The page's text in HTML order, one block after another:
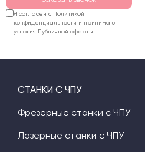
Я согласен с Политикой
конфиденциальности и принимаю
условия Публичной оферты.
СТАНКИ С ЧПУ
Фрезерные станки с ЧПУ
Лазерные станки с ЧПУ